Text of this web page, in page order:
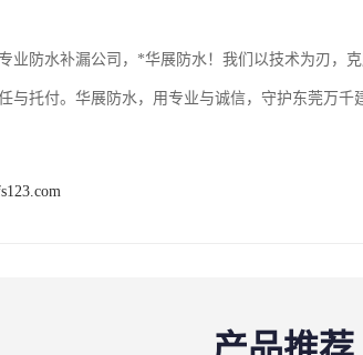
业防水补漏公司，*华展防水！我们以技术为刃，
与托付。华展防水，用专业与诚信，守护东莞万千